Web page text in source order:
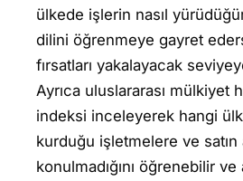
ülkede işlerin nasıl
dilini öğrenmeye gayret
fırsatları yakalayacak
Ayrıca uluslararası mülkiyet
indeksi inceleyerek hangi
kurduğu işletmelere ve satın
konulmadığını öğrenebilir